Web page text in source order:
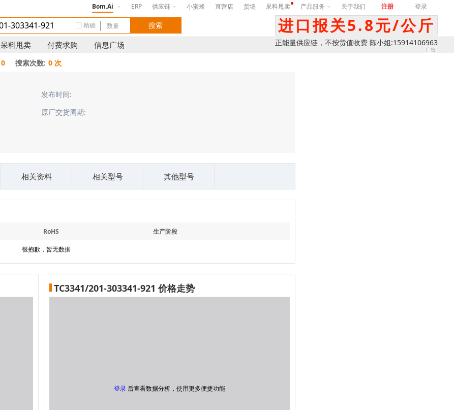
Bom.Ai ERP 供应链 小蜜蜂 直营店 货场 呆料甩卖 产品服务 关于我们 注册 登录
精确 进口报关5.8元/公斤
正能量供应链，不按货值收费 陈小姐:15914106963
呆料甩卖 付费求购 信息广场
0 搜索次数: 0 次
发布时间:
原厂交货周期:
相关资料 相关型号 其他型号
RoHS 生产阶段
很抱歉，暂无数据
TC3341/201-303341-921 价格走势
登录 后查看数据分析，使用更多便捷功能